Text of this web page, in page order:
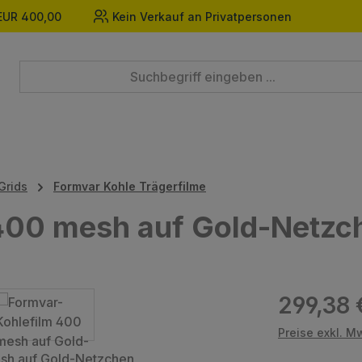
400,00 Kein Verkauf an Privatpersonen
Formvar Kohle Trägerfilme
mesh auf Gold-
Regulärer
299,38
Preise exkl.